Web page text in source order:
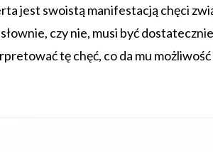
jest swoistą manifestacją chęci
czy nie, musi być
tę chęć, co da mu